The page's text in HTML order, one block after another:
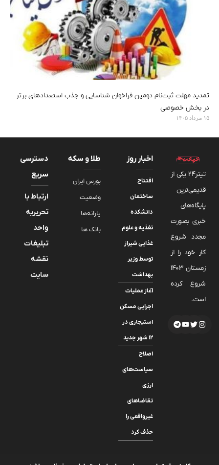
تمدید مهلت ثبت‌نام دومین فراخوان شناسایی و جذب استعدادهای برتر
در بخش خصوصی
۱۵ مرداد ۱۴۰۵
تیتر24 یکی از
قدیمی‌ترین
پایگاه‌های
خبری بصورت
مجدد شروع
کار خود را از
زمستان 1403
شروع کرده
است.
اخبار روز
افتتاح
ساختمان
دانشکده
تغذیه و علوم
غذایی شیراز
توسط وزیر
بهداشت
آغاز عملیات
اجرایی مسکن
استیجاری در
۱۲ شهر جدید
اصلاح
سیاست‌های
ارزی
تقاضاهای
غیرواقعی را
حذف کرد
طلا و سکه
بورس ایران
وضعیت
یارانه‌ها
بانک ها
دسترسی
سریع
ارتباط با
تحریریه
واحد
تبلیغات
نقشه
سایت